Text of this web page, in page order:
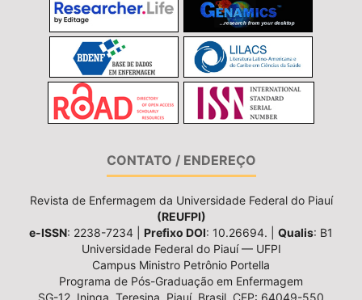
CONTATO / ENDEREÇO
Revista de Enfermagem da Universidade Federal do Piauí
(REUFPI)
e-ISSN: 2238-7234 | Prefixo DOI: 10.26694. | Qualis: B1
Universidade Federal do Piauí — UFPI
Campus Ministro Petrônio Portella
Programa de Pós-Graduação em Enfermagem
SG-12, Ininga, Teresina, Piauí, Brasil, CEP: 64049-550